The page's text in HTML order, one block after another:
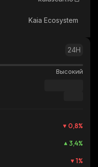
Kaia Ecosystem
24H
Высокий
0,8%
3,4%
1%